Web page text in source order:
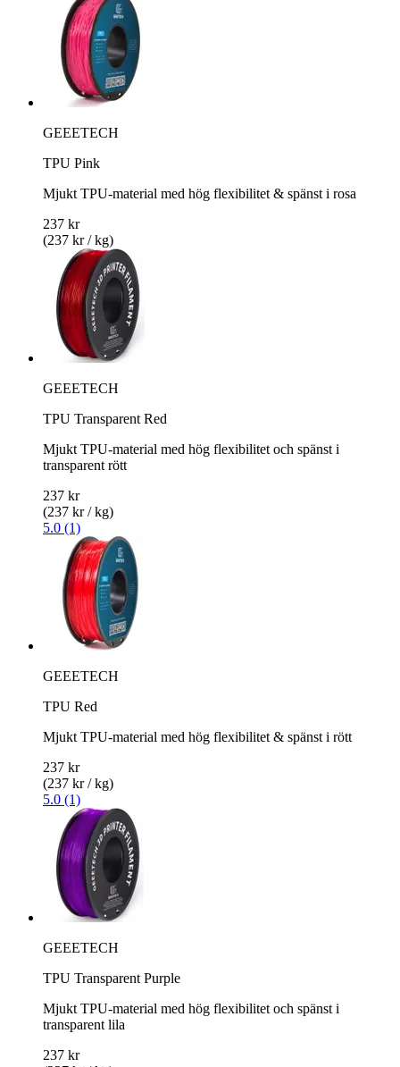
GEEETECH
TPU Pink
Mjukt TPU-material med hög flexibilitet & spänst i rosa
237 kr
(237 kr / kg)
GEEETECH
TPU Transparent Red
Mjukt TPU-material med hög flexibilitet och spänst i
transparent rött
237 kr
(237 kr / kg)
5.0 (1)
GEEETECH
TPU Red
Mjukt TPU-material med hög flexibilitet & spänst i rött
237 kr
(237 kr / kg)
5.0 (1)
GEEETECH
TPU Transparent Purple
Mjukt TPU-material med hög flexibilitet och spänst i
transparent lila
237 kr